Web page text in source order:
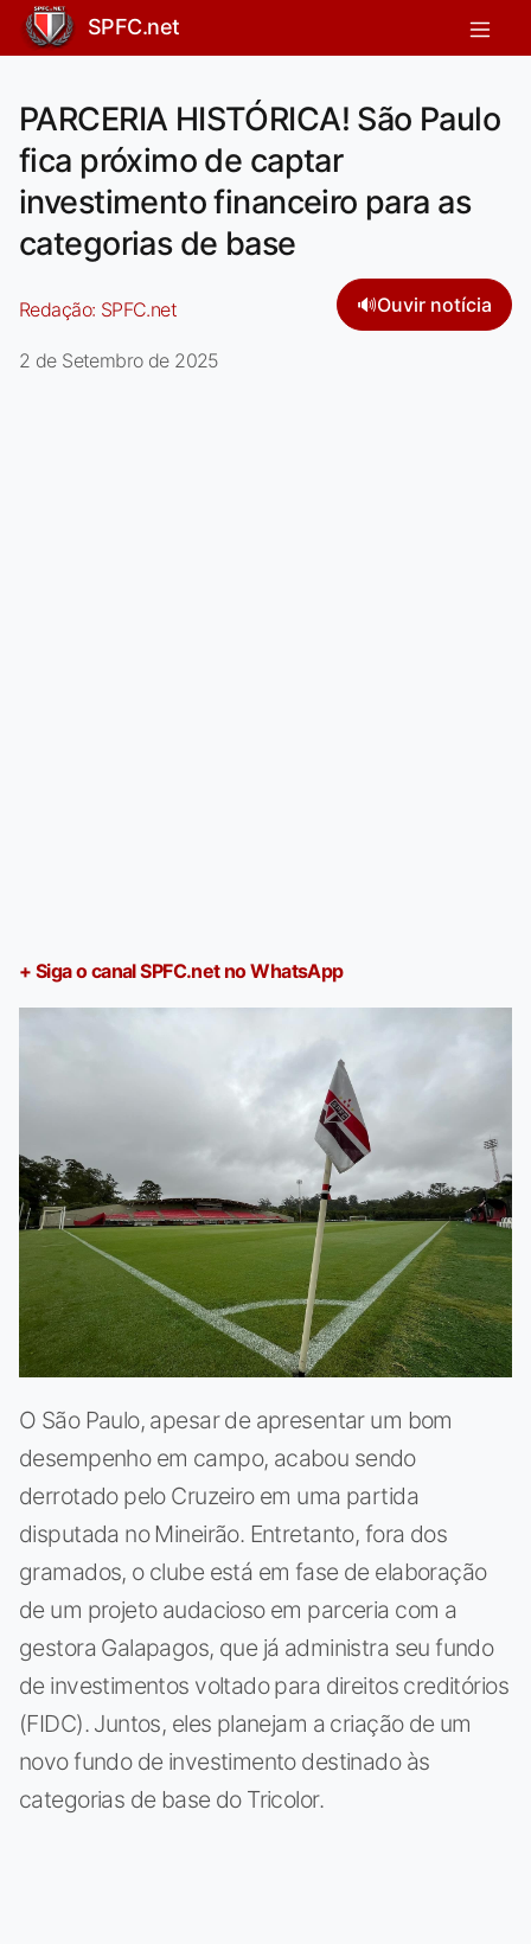
SPFC.net
PARCERIA HISTÓRICA! São Paulo
fica próximo de captar
investimento financeiro para as
categorias de base
Redação: SPFC.net 🔊Ouvir notícia
2 de Setembro de 2025
+ Siga o canal SPFC.net no WhatsApp
O São Paulo, apesar de apresentar um bom
desempenho em campo, acabou sendo
derrotado pelo Cruzeiro em uma partida
disputada no Mineirão. Entretanto, fora dos
gramados, o clube está em fase de elaboração
de um projeto audacioso em parceria com a
gestora Galapagos, que já administra seu fundo
de investimentos voltado para direitos creditórios
(FIDC). Juntos, eles planejam a criação de um
novo fundo de investimento destinado às
categorias de base do Tricolor.